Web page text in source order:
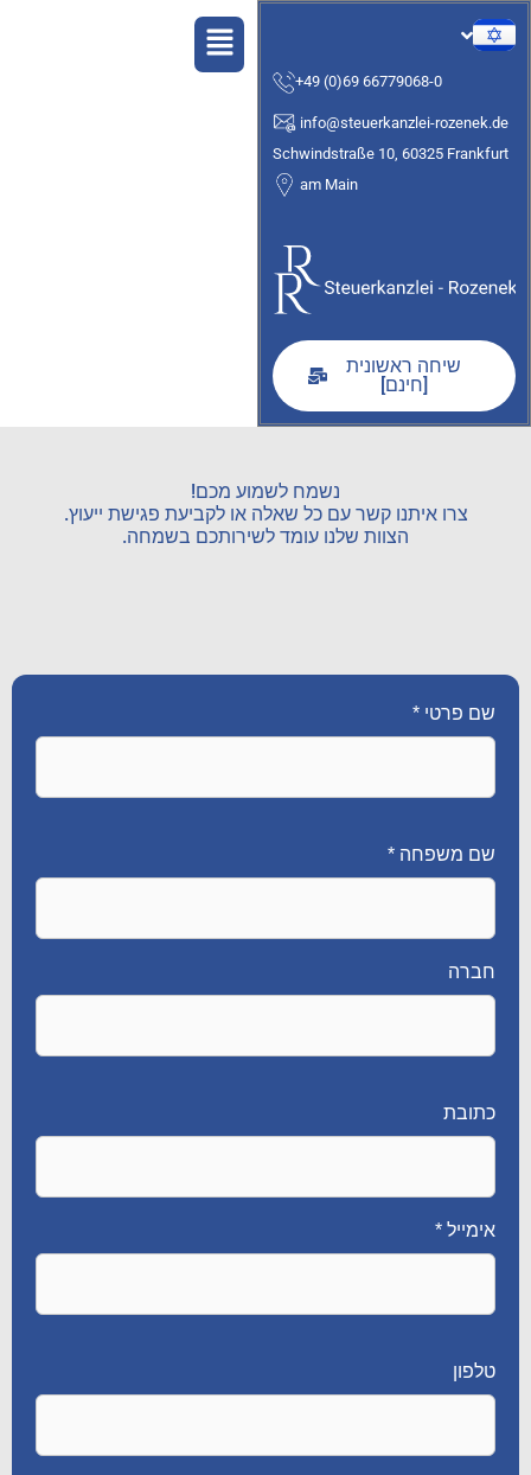
Schwindstraße 10, 60325 Frankfurt
am Main
+49 (0)69 66779068-0
info@steuerkanzlei-rozenek.de
שיחה ראשונית
[חינם]
תפריט
נשמח לשמוע מכם!
צרו איתנו קשר עם כל שאלה או לקביעת פגישת ייעוץ.
הצוות שלנו עומד לשירותכם בשמחה.
שם פרטי *
שם משפחה *
חברה
כתובת
אימייל *
טלפון